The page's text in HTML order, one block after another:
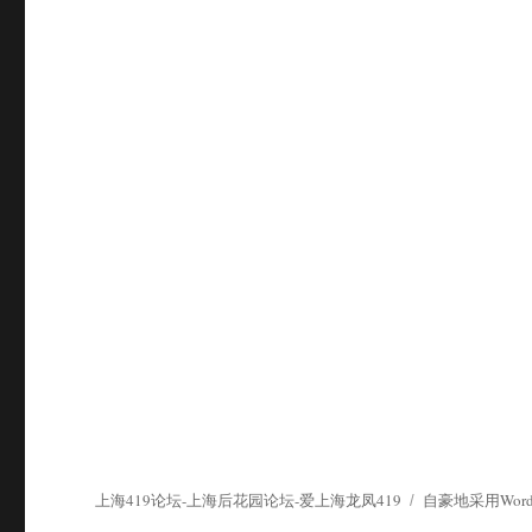
上海419论坛-上海后花园论坛-爱上海龙凤419 自豪地采用